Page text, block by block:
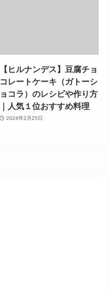
【ヒルナンデス】豆腐チョ
コレートケーキ（ガトーシ
ョコラ）のレシピや作り方
｜人気１位おすすめ料理
2024年2月25日